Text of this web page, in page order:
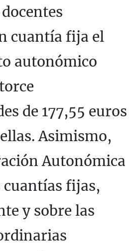
cuantía fija el
autonómico
de 177,55 euros
Asimismo,
Autonómica
cuantías fijas,
y sobre las